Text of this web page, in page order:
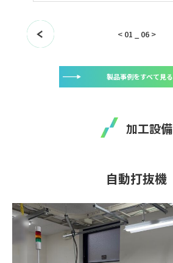
< 01 06>
製品事例をすべて見る
加工設備
自動打抜機